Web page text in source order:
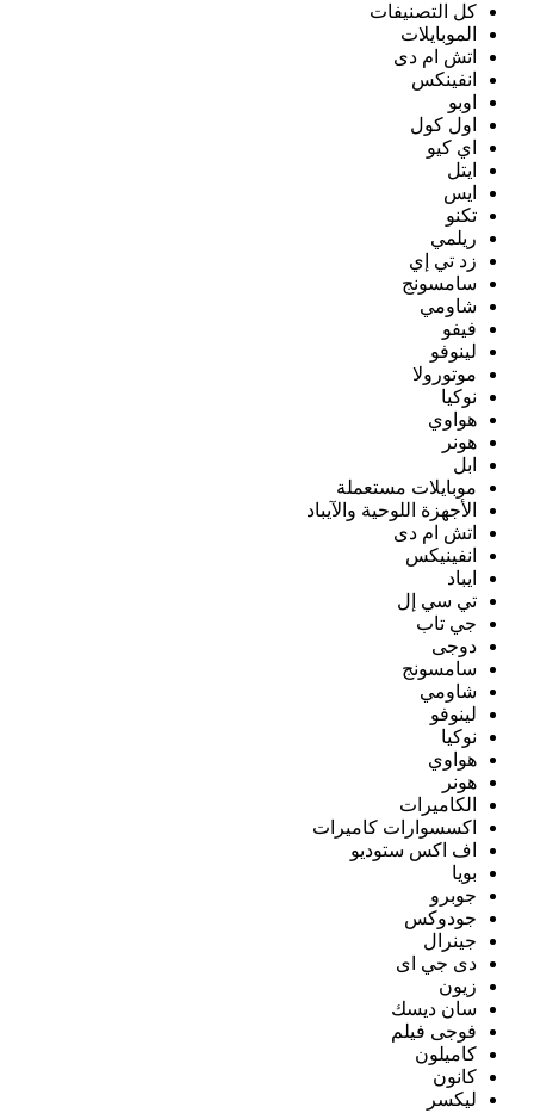
كل التصنيفات
الموبايلات
اتش ام دى
انفينكس
اوبو
اول كول
اي كيو
ايتل
ايس
تكنو
ريلمي
زد تي إي
سامسونج
شاومي
فيفو
لينوفو
موتورولا
نوكيا
هواوي
هونر
ابل
موبايلات مستعملة
الأجهزة اللوحية والآيباد
اتش ام دى
انفينيكس
ايباد
تي سي إل
جي تاب
دوجى
سامسونج
شاومي
لينوفو
نوكيا
هواوي
هونر
الكاميرات
اكسسوارات كاميرات
اف اكس ستوديو
بويا
جوبرو
جودوكس
جينرال
دى جي اى
زيون
سان ديسك
فوجى فيلم
كاميلون
كانون
ليكسر